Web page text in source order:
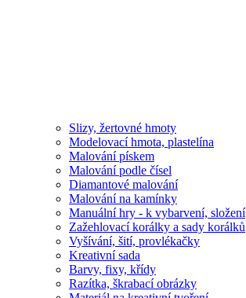
Slizy, žertovné hmoty
Modelovací hmota, plastelína
Malování pískem
Malování podle čísel
Diamantové malování
Malování na kamínky
Manuální hry - k vybarvení, složení
Zažehlovací korálky a sady korálků
Vyšívání, šití, provlékačky
Kreativní sada
Barvy, fixy, křídy
Razítka, škrabací obrázky